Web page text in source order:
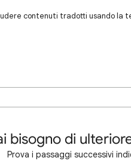
contenuti tradotti usando la
bisogno di
Prova i passaggi successivi